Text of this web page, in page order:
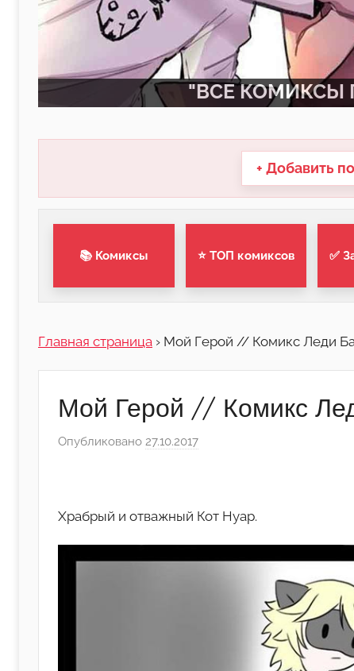
"ВСЕ КОМИКСЫ
+ Добавить
📚 Комиксы ⭐ ТОП комиксов ✅
Главная страница › Мой Герой // Комикс Леди
Мой Герой // Комикс
Опубликовано 27.10.2017
р
о
м
Храбрый и отважный Кот Нуар.